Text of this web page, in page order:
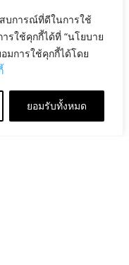
บการณ์ที่ดีในการใช้
รใช้คุกกี้ได้ที่ “นโยบาย
มการใช้คุกกี้ได้โดย
ยอมรับทั้งหมด